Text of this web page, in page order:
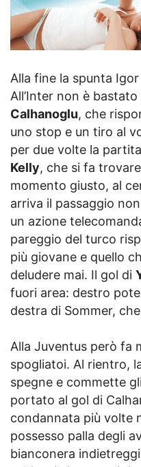
Alla fine la spunta
All’Inter non è
Calhanoglu, che
uno stop e un tiro al
per due volte la
Kelly, che si fa
momento giusto, al
arriva il passaggio
un azione
pareggio del turco
più giovane e quello
deludere mai. Il gol di
fuori area: destro
destra di Sommer,
Alla Juventus però fa
spogliatoi. Al rientro,
spegne e commette
portato al gol di
condannata più volte
possesso palla degli
bianconera